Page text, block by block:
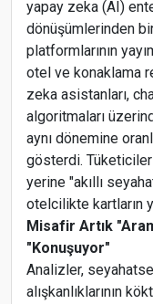
yapay zeka (AI)
dönüşümlerinden
platformlarının
otel ve konaklama
zeka asistanları,
algoritmaları
aynı dönemine
gösterdi.
yerine "akıllı
otelcilikte kartların
Misafir Artık
"Konuşuyor"
Analizler,
alışkanlıklarının